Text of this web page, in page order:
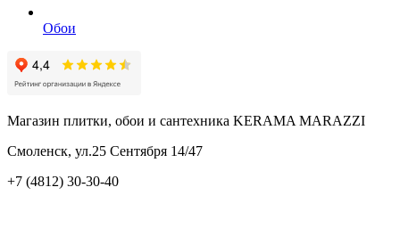
Обои
Магазин плитки, обои и сантехника KERAMA MARAZZI
Смоленск, ул.25 Сентября 14/47
+7 (4812) 30-30-40